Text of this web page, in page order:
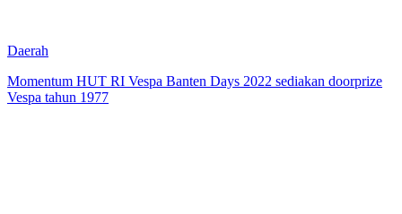
Daerah
Momentum HUT RI Vespa Banten Days 2022 sediakan doorprize
Vespa tahun 1977